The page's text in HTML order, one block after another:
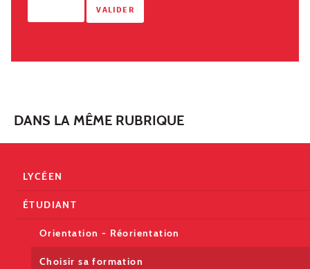
DANS LA MÊME RUBRIQUE
LYCÉEN
ÉTUDIANT
Orientation - Réorientation
Choisir sa formation